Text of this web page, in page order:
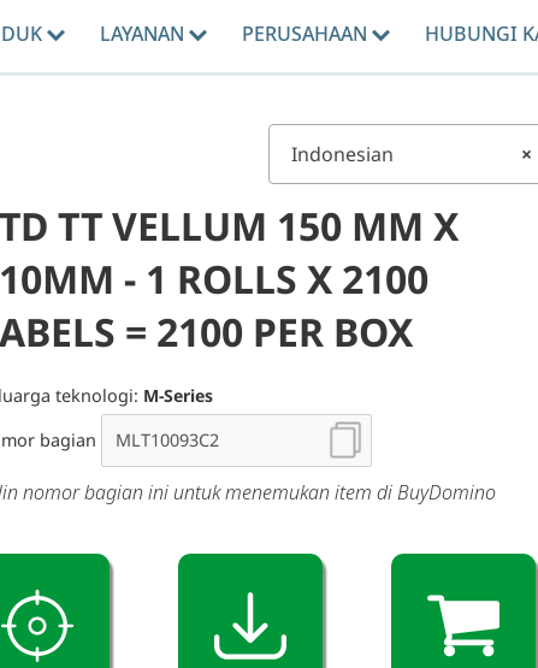
LAYANAN PERUSAHAAN HUBUNGI
×
Indonesian
TT VELLUM 150 MM X
- 1 ROLLS X 2100
= 2100 PER BOX
teknologi: M-Series
bagian
nomor bagian ini untuk menemukan item di BuyDomino